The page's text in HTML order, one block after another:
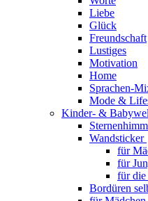
Liebe
Glück
Freundschaft
Lustiges
Motivation
Home
Sprachen-
Mode &
Kinder- &
Wandsticker
für
für
für
Bordüren